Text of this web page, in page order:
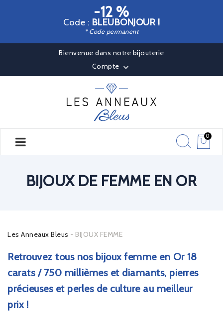
-12 %
Code : BLEUBONJOUR !
* Code permanent
Bienvenue dans notre bijouterie
Compte 
0
BIJOUX DE FEMME EN OR
Les Anneaux Bleus BIJOUX FEMME
Retrouvez tous nos bijoux femme en Or 18
carats / 750 millièmes et diamants, pierres
précieuses et perles de culture au meilleur
prix !